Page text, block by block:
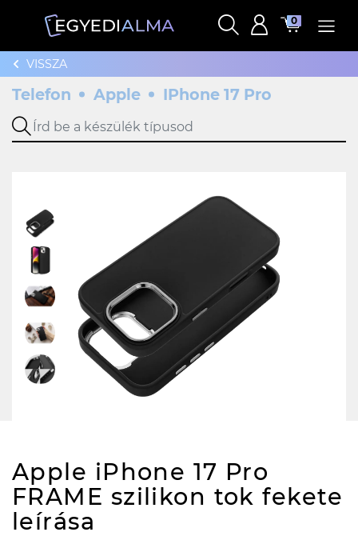
0
VISSZA
Telefon Apple IPhone 17 Pro
Apple iPhone 17 Pro
FRAME szilikon tok fekete
leírása